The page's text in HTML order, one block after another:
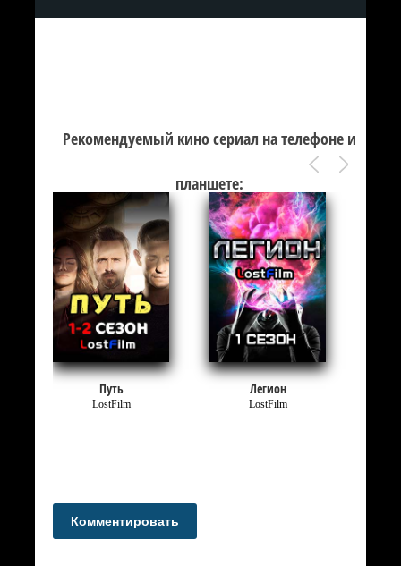
Рекомендуемый кино сериал на телефоне и
планшете:
Путь
LostFilm
Легион
LostFilm
Комментировать